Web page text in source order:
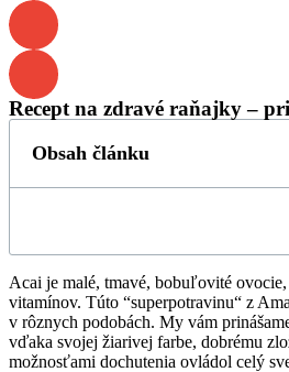
Recept na zdravé raňajky –
Obsah článku
Acai je malé, tmavé, bobuľovité
vitamínov. Túto “superpotravinu“ z
v rôznych podobách. My vám
vďaka svojej žiarivej farbe, dobrému
možnosťami dochutenia ovládol celý